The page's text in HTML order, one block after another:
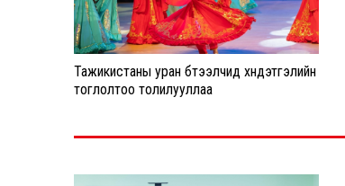
Тажикистаны уран бүтээлчид хүндэтгэлийн
тоглолтоо толилууллаа